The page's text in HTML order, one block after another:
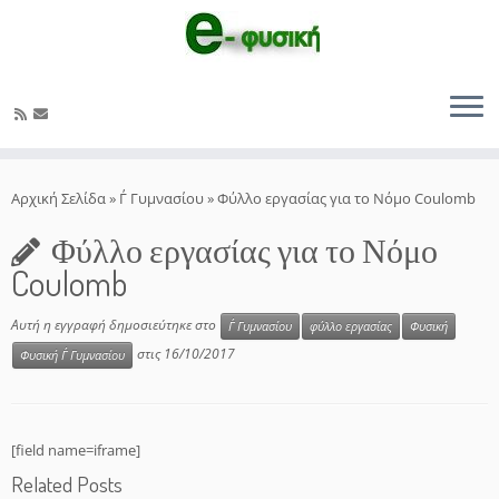
στο
Αρχική Σελίδα» Γ΄ Γυμνασίου»Φύλλο εργασίας για το Νόμο Coulomb
Φύλλο εργασίας για το Νόμο
Coulomb
Αυτή η εγγραφή δημοσιεύτηκε στο Γ΄ Γυμνασίου φύλλο εργασίας
Φυσική
Φυσική Γ΄ Γυμνασίου
στις 16/10/2017
[field name=iframe]
Related Posts